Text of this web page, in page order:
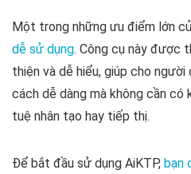
Một trong những ưu điểm lớn
dễ sử dụng. Công cụ này được
thiện và dễ hiểu, giúp cho
cách dễ dàng mà không cần
tuệ nhân tạo hay tiếp thị.
Để bắt đầu sử dụng AiKTP, bạn